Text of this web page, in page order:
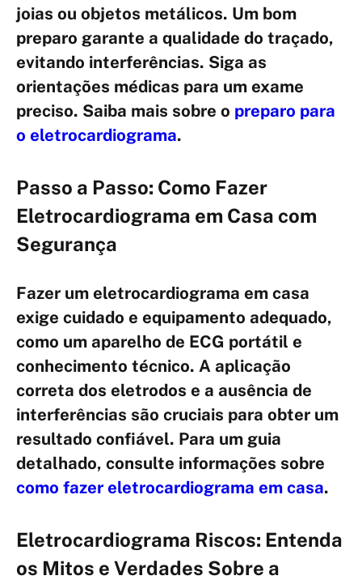
joias ou objetos metálicos. Um bom
preparo garante a qualidade do traçado,
evitando interferências. Siga as
orientações médicas para um exame
preciso. Saiba mais sobre o preparo para
o eletrocardiograma.
Passo a Passo: Como Fazer
Eletrocardiograma em Casa com
Segurança
Fazer um eletrocardiograma em casa
exige cuidado e equipamento adequado,
como um aparelho de ECG portátil e
conhecimento técnico. A aplicação
correta dos eletrodos e a ausência de
interferências são cruciais para obter um
resultado confiável. Para um guia
detalhado, consulte informações sobre
como fazer eletrocardiograma em casa.
Eletrocardiograma Riscos: Entenda
os Mitos e Verdades Sobre a